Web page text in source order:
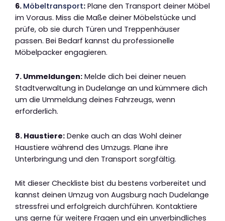
6. Möbeltransport: Plane den Transport deiner Möbel
im Voraus. Miss die Maße deiner Möbelstücke und
prüfe, ob sie durch Türen und Treppenhäuser
passen. Bei Bedarf kannst du professionelle
Möbelpacker engagieren.
7. Ummeldungen: Melde dich bei deiner neuen
Stadtverwaltung in Dudelange an und kümmere dich
um die Ummeldung deines Fahrzeugs, wenn
erforderlich.
8. Haustiere: Denke auch an das Wohl deiner
Haustiere während des Umzugs. Plane ihre
Unterbringung und den Transport sorgfältig.
Mit dieser Checkliste bist du bestens vorbereitet und
kannst deinen Umzug von Augsburg nach Dudelange
stressfrei und erfolgreich durchführen. Kontaktiere
uns gerne für weitere Fragen und ein unverbindliches